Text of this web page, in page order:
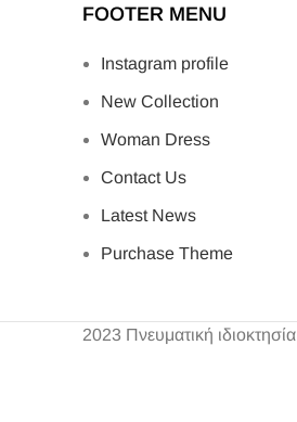
FOOTER MENU
Instagram profile
New Collection
Woman Dress
Contact Us
Latest News
Purchase Theme
2023 Πνευματική ιδιοκτησία